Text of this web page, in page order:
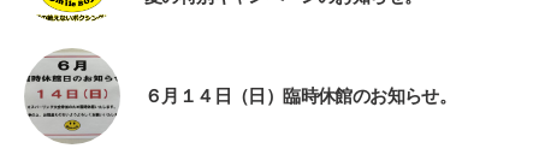
６月１４日（日）臨時休館のお知らせ。